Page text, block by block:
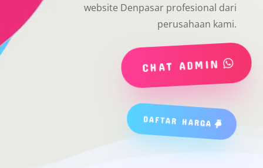
website Denpasar profesional dari
perusahaan kami.
CHAT ADMIN
DAFTAR HARGA